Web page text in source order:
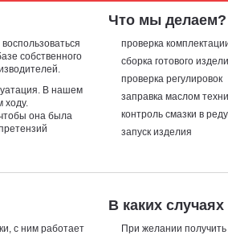
собственного
В нашем
ходу.
она была
Что мы делаем?
проверка
сборка готового
проверка регулировок
заправка маслом
контроль смазки в
запуск изделия
с ним работает
В каких
При желании получить